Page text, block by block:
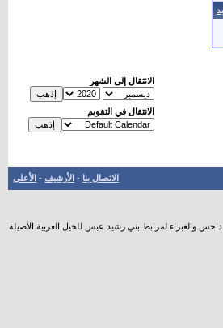
الانتقال إلى الشهر
الانتقال في التقويم
الاتصال بنا - الأرشيف - الأعلى
والغبراء لمرابط بني رشيد عبس للخيل العربية الأصيلة